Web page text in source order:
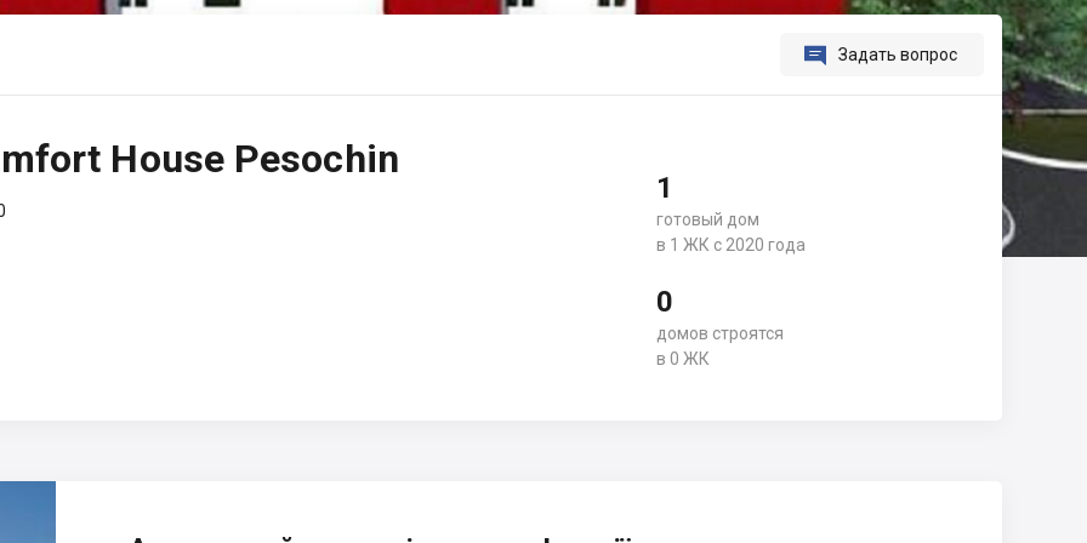
 Задать вопрос
House Pesochin
1
готовый дом
в 1 ЖК с 2020 года
0
домов строятся
в 0 ЖК